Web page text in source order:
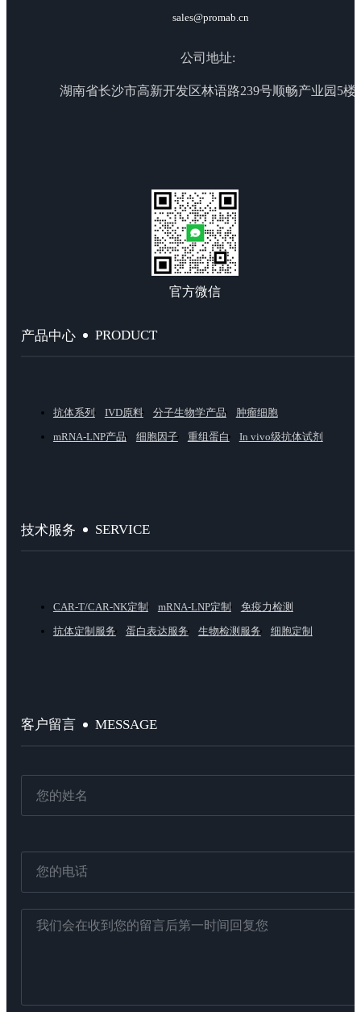
sales@promab.cn
公司地址:
湖南省长沙市高新开发区林语路239号顺畅产业园5楼
官方微信
产品中心 PRODUCT
抗体系列 IVD原料 分子生物学产品
肿瘤细胞
mRNA-LNP产品
细胞因子 重组蛋白 In vivo级抗体试剂
技术服务 SERVICE
CAR-T/CAR-NK定制 mRNA-LNP定制
免疫力检测
抗体定制服务
蛋白表达服务 生物检测服务 细胞定制
客户留言 MESSAGE